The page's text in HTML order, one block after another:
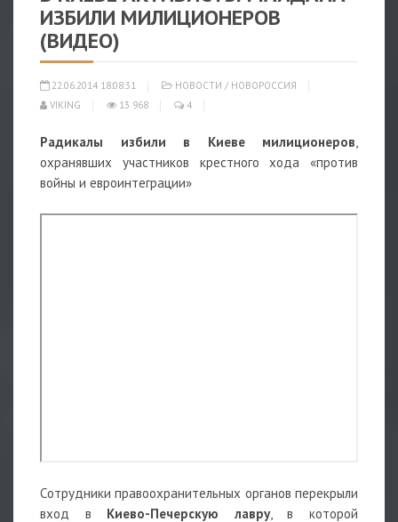
ИЗБИЛИ МИЛИЦИОНЕРОВ
(ВИДЕО)
22.06.2014 18:08:31 НОВОСТИ / НОВОРОССИЯ
VIKING
13 968 4
Радикалы избили в Киеве милиционеров,
охранявших участников крестного хода «против
войны и евроинтеграции»
Сотрудники правоохранительных органов перекрыли
вход в Киево-Печерскую лавру, в которой